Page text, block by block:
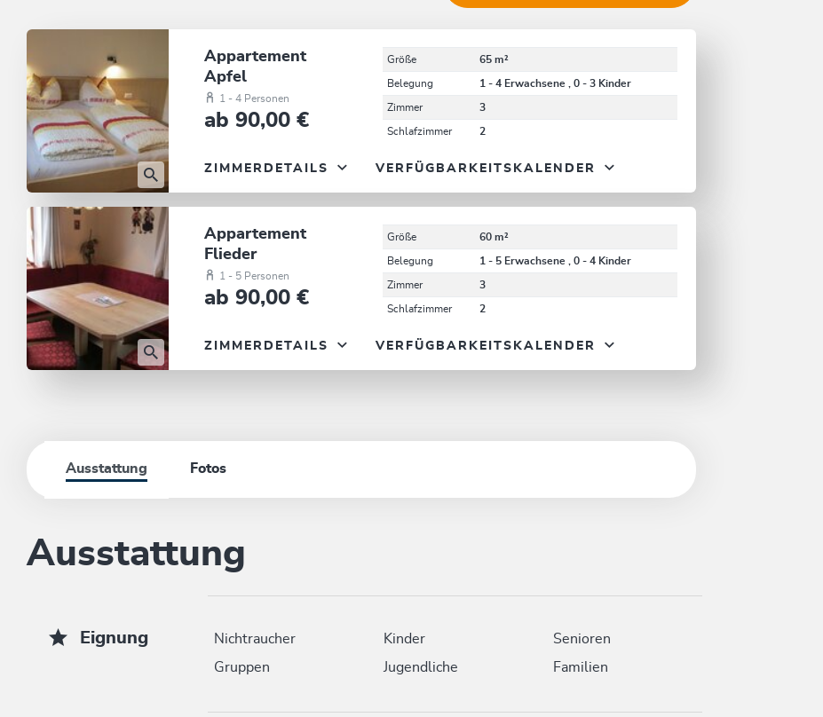
Appartement
Apfel
1 - 4 Personen
ab 90,00 €
Größe 65 m²
Belegung 1 - 4 Erwachsene , 0 - 3 Kinder
Zimmer 3
Schlafzimmer 2
ZIMMERDETAILS VERFÜGBARKEITSKALENDER
Appartement
Flieder
1 - 5 Personen
ab 90,00 €
Größe 60 m²
Belegung 1 - 5 Erwachsene , 0 - 4 Kinder
Zimmer 3
Schlafzimmer 2
ZIMMERDETAILS VERFÜGBARKEITSKALENDER
Ausstattung Fotos
Ausstattung
Eignung Nichtraucher Kinder
Senioren
Gruppen
Jugendliche Familien